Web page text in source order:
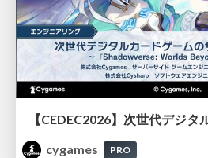
cygames
PRO